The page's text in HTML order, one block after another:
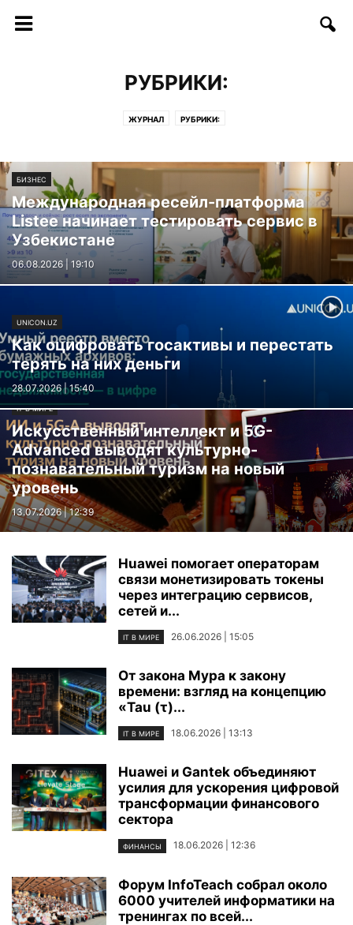
РУБРИКИ:
ЖУРНАЛ РУБРИКИ:
БИЗНЕС
Международная ресейл-платформа
Listee начинает тестировать сервис в
Узбекистане
06.08.2026 | 19:10
UNICON.UZ
Как оцифровать госактивы и перестать
терять на них деньги
28.07.2026 | 15:40
IT В МИРЕ
Искусственный интеллект и 5G-
Advanced выводят культурно-
познавательный туризм на новый
уровень
13.07.2026 | 12:39
Huawei помогает операторам
связи монетизировать токены
через интеграцию сервисов,
сетей и...
IT В МИРЕ 26.06.2026 | 15:05
От закона Мура к закону
времени: взгляд на концепцию
«Tau (τ)...
IT В МИРЕ 18.06.2026 | 13:13
Huawei и Gantek объединяют
усилия для ускорения цифровой
трансформации финансового
сектора
ФИНАНСЫ 18.06.2026 | 12:36
Форум InfoTeach собрал около
6000 учителей информатики на
тренингах по всей...